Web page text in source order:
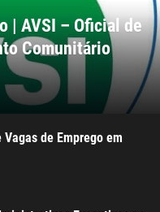
| AVSI – Oficial de
Comunitário
de Emprego em